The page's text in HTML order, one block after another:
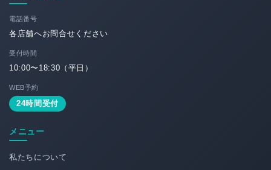
電話番号
各店舗へお問合せください
受付時間
10:00〜18:30（平日）
WEB予約
24時間受付
メニュー
私たちについて